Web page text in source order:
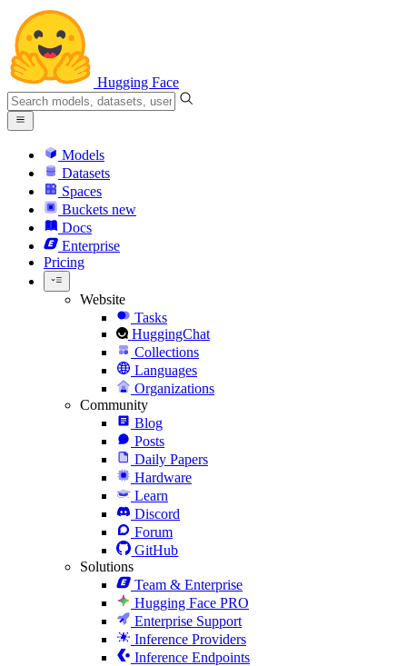
Hugging Face
Models
Datasets
Spaces
Buckets new
Docs
Enterprise
Pricing
Website
Tasks
HuggingChat
Collections
Languages
Organizations
Community
Blog
Posts
Daily Papers
Hardware
Learn
Discord
Forum
GitHub
Solutions
Team & Enterprise
Hugging Face PRO
Enterprise Support
Inference Providers
Inference Endpoints